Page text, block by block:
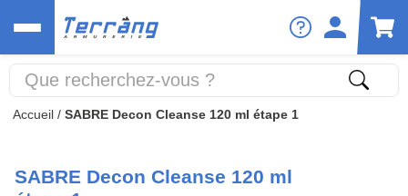
Accueil / SABRE Decon Cleanse 120 ml étape 1
SABRE Decon Cleanse 120 ml